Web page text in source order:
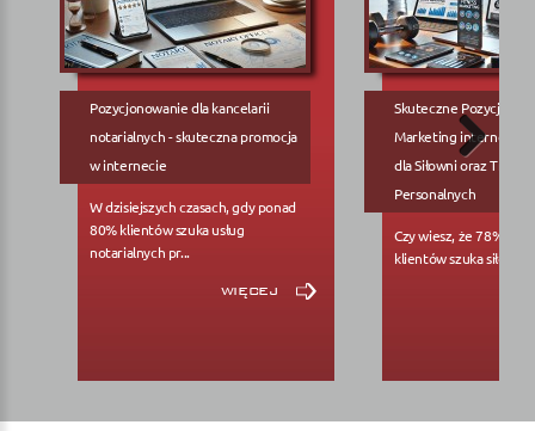
Pozycjonowanie dla kancelarii
notarialnych - skuteczna promocja
w internecie
W dzisiejszych czasach, gdy ponad
80% klientów szuka usług
notarialnych pr...
więcej
Skuteczne
Marketing internetowy
dla Siłowni oraz
Personalnych
Czy wiesz, że 78%
klientów szuka siłowni...